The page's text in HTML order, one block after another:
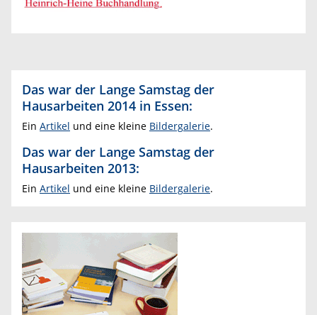
Das war der Lange Samstag der
Hausarbeiten 2014 in Essen:
Ein Artikel und eine kleine Bildergalerie.
Das war der Lange Samstag der
Hausarbeiten 2013:
Ein Artikel und eine kleine Bildergalerie.